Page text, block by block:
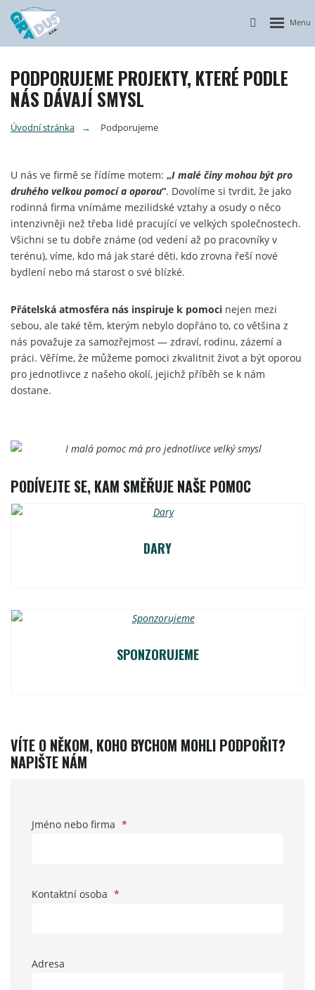
Vyhledávání
Otevřít
PODPORUJEME PROJEKTY, KTERÉ PODLE
NÁS DÁVAJÍ SMYSL
Úvodní stránka Podporujeme
U nás ve firmě se řídíme motem: „I malé činy mohou být pro
druhého velkou pomocí a oporou“. Dovolíme si tvrdit, že jako
rodinná firma vnímáme mezilidské vztahy a osudy o něco
intenzivněji než třeba lidé pracující ve velkých společnostech.
Všichni se tu dobře známe (od vedení až po pracovníky v
terénu), víme, kdo má jak staré děti, kdo zrovna řeší nové
bydlení nebo má starost o své blízké.
Přátelská atmosféra nás inspiruje k pomoci nejen mezi
sebou, ale také těm, kterým nebylo dopřáno to, co většina z
nás považuje za samozřejmost — zdraví, rodinu, zázemí a
práci. Věříme, že můžeme pomoci zkvalitnit život a být oporou
pro jednotlivce z našeho okolí, jejichž příběh se k nám
dostane.
PODÍVEJTE SE, KAM SMĚŘUJE NAŠE POMOC
DARY
SPONZORUJEME
VÍTE O NĚKOM, KOHO BYCHOM MOHLI PODPOŘIT?
NAPIŠTE NÁM
Jméno nebo firma *
Kontaktní osoba *
Adresa